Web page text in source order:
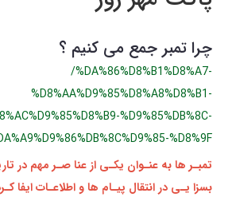
چرا تمبر جمع می کنیم ؟
/%DA%86%D8%B1%D8%A7-
%D8%AA%D9%85%D8%A8%D8%B1-
%D9%85%DB%8C-
%DA%A9%D9%86%DB%8C%D9%85-%D8%9F
تمبـر ها به عنـوان یکـی از عنا صـر مهم در
بسزا یـی در انتقال پیـام‌ ها و اطلاعـات ایفا